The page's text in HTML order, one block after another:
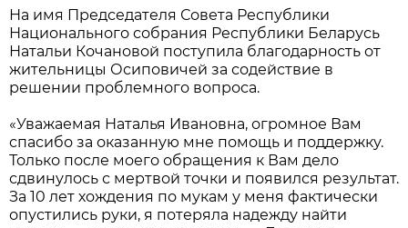
На имя Председателя Совета Республики
Национального собрания Республики Беларусь
Натальи Кочановой поступила благодарность от
жительницы Осиповичей за содействие в
решении проблемного вопроса.
«Уважаемая Наталья Ивановна, огромное Вам
спасибо за оказанную мне помощь и поддержку.
Только после моего обращения к Вам дело
сдвинулось с мертвой точки и появился результат.
За 10 лет хождения по мукам у меня фактически
опустились руки, я потеряла надежду найти